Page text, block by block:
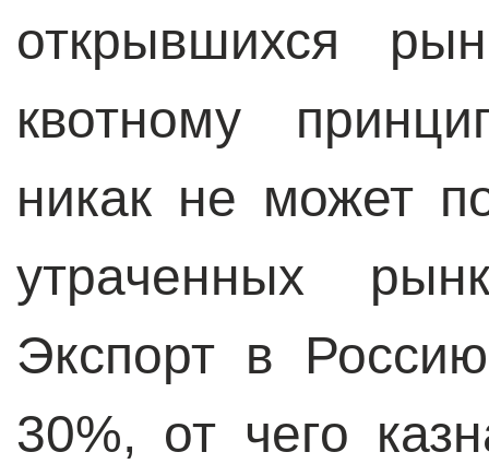
открывшихся
квотному
никак не может
утраченных
Экспорт в
30%, от чего